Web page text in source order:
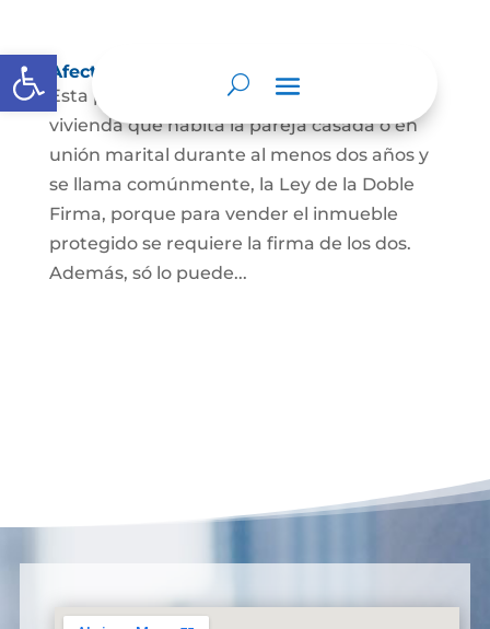
Abrir barra de herramientas
Afectación a Vivienda familiar
Esta protección la ordena la ley sobre la
vivienda que habita la pareja casada o en
unión marital durante al menos dos años y
se llama comúnmente, la Ley de la Doble
Firma, porque para vender el inmueble
protegido se requiere la firma de los dos.
Además, só lo puede...